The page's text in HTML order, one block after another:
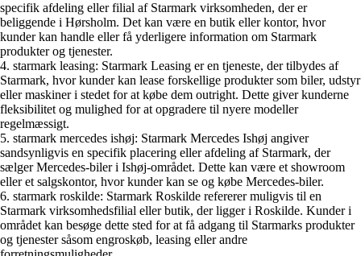
specifik afdeling eller filial af Starmark virksomheden, der er
beliggende i Hørsholm. Det kan være en butik eller kontor, hvor
kunder kan handle eller få yderligere information om Starmark
produkter og tjenester.
4. starmark leasing: Starmark Leasing er en tjeneste, der tilbydes af
Starmark, hvor kunder kan lease forskellige produkter som biler, udstyr
eller maskiner i stedet for at købe dem outright. Dette giver kunderne
fleksibilitet og mulighed for at opgradere til nyere modeller
regelmæssigt.
5. starmark mercedes ishøj: Starmark Mercedes Ishøj angiver
sandsynligvis en specifik placering eller afdeling af Starmark, der
sælger Mercedes-biler i Ishøj-området. Dette kan være et showroom
eller et salgskontor, hvor kunder kan se og købe Mercedes-biler.
6. starmark roskilde: Starmark Roskilde refererer muligvis til en
Starmark virksomhedsfilial eller butik, der ligger i Roskilde. Kunder i
området kan besøge dette sted for at få adgang til Starmarks produkter
og tjenester såsom engroskøb, leasing eller andre